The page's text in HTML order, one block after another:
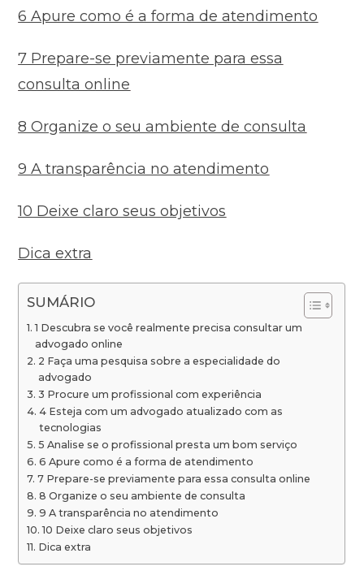
6 Apure como é a forma de atendimento
7 Prepare-se previamente para essa
consulta online
8 Organize o seu ambiente de consulta
9 A transparência no atendimento
10 Deixe claro seus objetivos
Dica extra
SUMÁRIO
1 Descubra se você realmente precisa consultar um
advogado online
2 Faça uma pesquisa sobre a especialidade do
advogado
3 Procure um profissional com experiência
4 Esteja com um advogado atualizado com as
tecnologias
5 Analise se o profissional presta um bom serviço
6 Apure como é a forma de atendimento
7 Prepare-se previamente para essa consulta online
8 Organize o seu ambiente de consulta
9 A transparência no atendimento
10 Deixe claro seus objetivos
Dica extra